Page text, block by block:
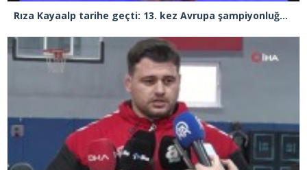
Rıza Kayaalp tarihe geçti: 13. kez Avrupa şampiyonluğuna ulaştı